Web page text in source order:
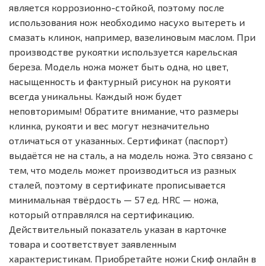
является коррозионно-стойкой, поэтому после
использования нож необходимо насухо вытереть и
смазать клинок, например, вазелиновым маслом. При
производстве рукоятки используется карельская
береза. Модель ножа может быть одна, но цвет,
насыщенность и фактурный рисунок на рукояти
всегда уникальны. Каждый нож будет
неповторимым! Обратите внимание, что размеры
клинка, рукояти и вес могут незначительно
отличаться от указанных. Сертификат (паспорт)
выдаётся не на сталь, а на модель ножа. Это связано с
тем, что модель может производиться из разных
сталей, поэтому в сертификате прописывается
минимальная твёрдость — 57 ед. HRC — ножа,
который отправлялся на сертификацию.
Действительный показатель указан в карточке
товара и соответствует заявленным
характеристикам. Приобретайте ножи Скиф онлайн в